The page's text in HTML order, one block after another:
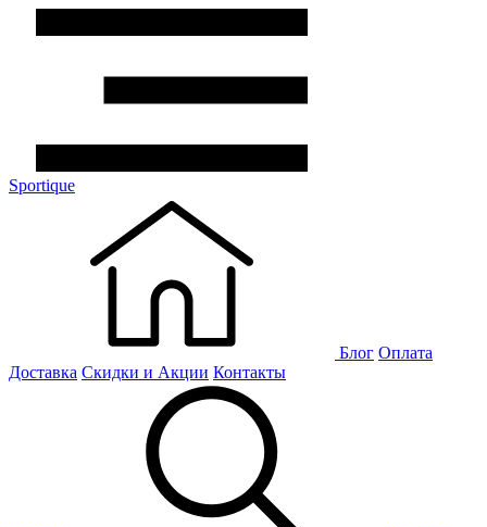
Sportique
Блог Оплата
Доставка Скидки и Акции Контакты